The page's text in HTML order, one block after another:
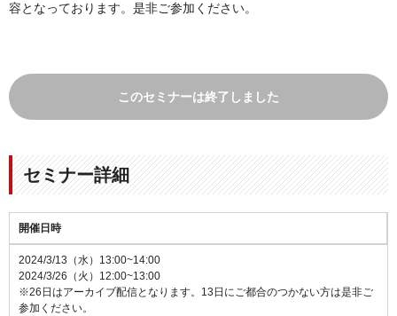
容となっております。是非ご参加ください。
このセミナーは終了しました
セミナー詳細
開催日時
2024/3/13（水）13:00~14:00
2024/3/26（火）12:00~13:00
※26日はアーカイブ配信となります。13日にご都合のつかない方は是非ご
参加ください。